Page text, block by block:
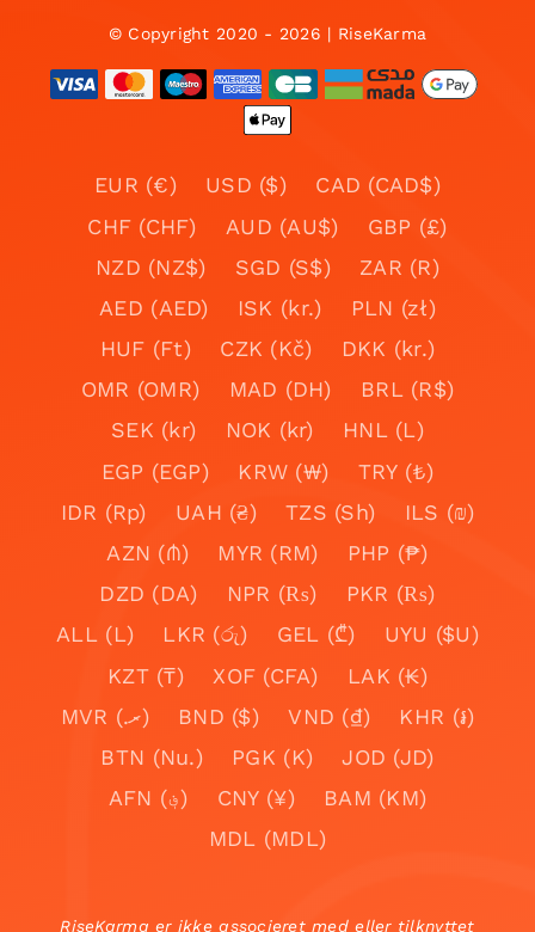
© Copyright 2020 - 2026 | RiseKarma
EUR (€) USD ($)
CAD (CAD$)
CHF (CHF)
AUD (AU$)
GBP (£)
NZD (NZ$)
SGD (S$)
ZAR (R)
AED (AED)
ISK (kr.)
PLN (zł)
HUF (Ft)
CZK (Kč)
DKK (kr.)
OMR (OMR)
MAD (DH)
BRL (R$)
SEK (kr)
NOK (kr)
HNL (L)
EGP (EGP)
KRW (₩)
TRY (₺)
IDR (Rp)
UAH (₴) TZS (Sh)
ILS (₪)
AZN (₼)
MYR (RM)
PHP (₱)
DZD (DA)
NPR (₨)
PKR (₨)
ALL (L)
LKR (රු) GEL (₾)
UYU ($U)
KZT (₸)
XOF (CFA)
LAK (₭)
MVR (.ރ)
BND ($) VND (₫)
KHR (៛)
BTN (Nu.)
PGK (K)
JOD (JD)
AFN (؋)
CNY (¥)
BAM (KM)
MDL (MDL)
RiseKarma er ikke associeret med eller tilknyttet